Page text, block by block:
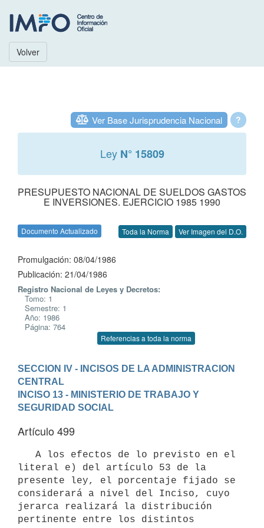
Volver
?
Ver Base Jurisprudencia Nacional
Ley N° 15809
PRESUPUESTO NACIONAL DE SUELDOS GASTOS
E INVERSIONES. EJERCICIO 1985 1990
Documento Actualizado Toda la Norma Ver Imagen del D.O.
Promulgación: 08/04/1986
Publicación: 21/04/1986
Registro Nacional de Leyes y Decretos:
Tomo: 1
Semestre: 1
Año: 1986
Página: 764
Referencias a toda la norma
SECCION IV - INCISOS DE LA ADMINISTRACION
CENTRAL
INCISO 13 - MINISTERIO DE TRABAJO Y
SEGURIDAD SOCIAL
Artículo 499
literal e) del artículo 53 de la
presente ley, el porcentaje fijado se
considerará a nivel del Inciso, cuyo
jerarca realizará la distribución
pertinente entre los distintos